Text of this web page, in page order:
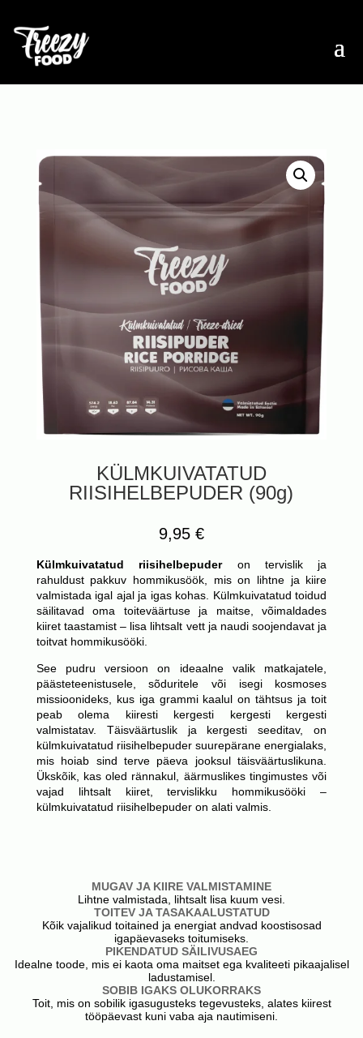
KÜLMKUIVATATUD
RIISIHELBEPUDER (90g)
9,95 €
Külmkuivatatud riisihelbepuderon tervislik ja
rahuldust pakkuv hommikusöök, mis on lihtne ja kiire
valmistada igal ajal ja igas kohas. Külmkuivatatud toidud
säilitavad oma toiteväärtuse ja maitse, võimaldades
kiiret taastamist – lisa lihtsalt vett ja naudi soojendavat ja
toitvat hommikusööki.
See pudru versioon on ideaalne valik matkajatele,
päästeteenistusele, sõduritele või isegi kosmoses
missioonideks, kus iga grammi kaalul on tähtsus ja toit
peab olema kiiresti kergesti kergesti kergesti
valmistatav. Täisväärtuslik ja kergesti seeditav, on
külmkuivatatud riisihelbepuder suurepärane energialaks,
mis hoiab sind terve päeva jooksul täisväärtuslikuna.
Ükskõik, kas oled rännakul, äärmuslikes tingimustes või
vajad lihtsalt kiiret, tervislikku hommikusööki –
külmkuivatatud riisihelbepuder on alati valmis.
MUGAV JA KIIRE VALMISTAMINE
Lihtne valmistada, lihtsalt lisa kuum vesi.
TOITEV JA TASAKAALUSTATUD
Kõik vajalikud toitained ja energiat andvad koostisosad
igapäevaseks toitumiseks.
PIKENDATUD SÄILIVUSAEG
Idealne toode, mis ei kaota oma maitset ega kvaliteeti pikaajalisel
ladustamisel.
SOBIB IGAKS OLUKORRAKS
Toit, mis on sobilik igasugusteks tegevusteks, alates kiirest
tööpäevast kuni vaba aja nautimiseni.